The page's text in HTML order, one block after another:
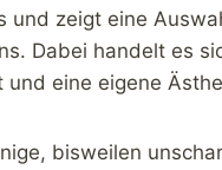
und zeigt eine
Dabei handelt es
und eine eigene
bisweilen